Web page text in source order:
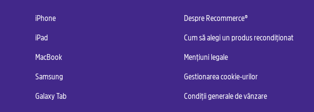
iPhone
iPad
MacBook
Samsung
Galaxy Tab
Despre Recommerce®
Cum să alegi un produs recondiționat
Mențiuni legale
Gestionarea cookie-urilor
Condiții generale de vânzare